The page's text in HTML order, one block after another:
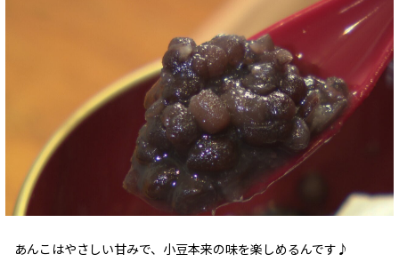
あんこはやさしい甘みで、小豆本来の味を楽しめるんです♪